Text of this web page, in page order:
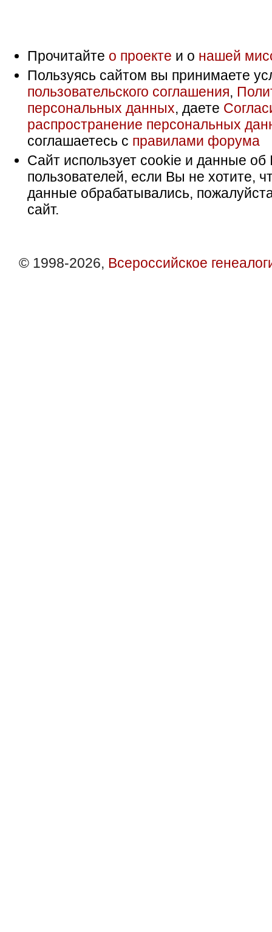
Прочитайте о проекте и о нашей
Пользуясь сайтом вы принимаете
пользовательского соглашения,
персональных данных, даете
распространение персональных
соглашаетесь с правилами форума
Сайт использует cookie и данные об
пользователей, если Вы не хотите,
данные обрабатывались,
сайт.
© 1998-2026, Всероссийское